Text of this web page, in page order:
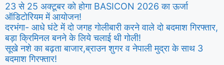
23 से 25 अक्टूबर को होगा BASICON 2026 का ऊर्जा
ऑडिटोरियम में आयोजन!
दरभंगा- आधे घंटे में दो जगह गोलीबारी करने वाले दो बदमाश गिरफ्तार,
बड़ा क्रिमिनल बनने के लिये चलाई थी गोली!
सूखे नशे का बढ़ता बाजार,ब्राउन शुगर व नेपाली मुद्रा के साथ 3
बदमाश गिरफ्तार!